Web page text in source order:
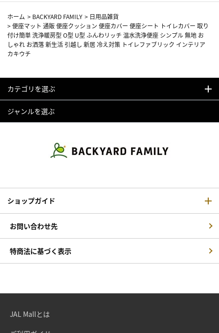
ホーム > BACKYARD FAMILY > 日用品雑貨
>便座マット 通販 便座クッション 便座カバー 便座シート トイレカバー 取り
付け簡単 洗浄暖房型 O型 U型 ふんわリッチ 温水洗浄便座 シンプル 無地 お
しゃれ お洒落 新生活 引越し 新居 冷え対策 トイレファブリック インテリア
カキウチ
カテゴリを選ぶ
ジャンルを選ぶ
ショップガイド
お問い合わせ先
特商法に基づく表示
JAL Mallとは